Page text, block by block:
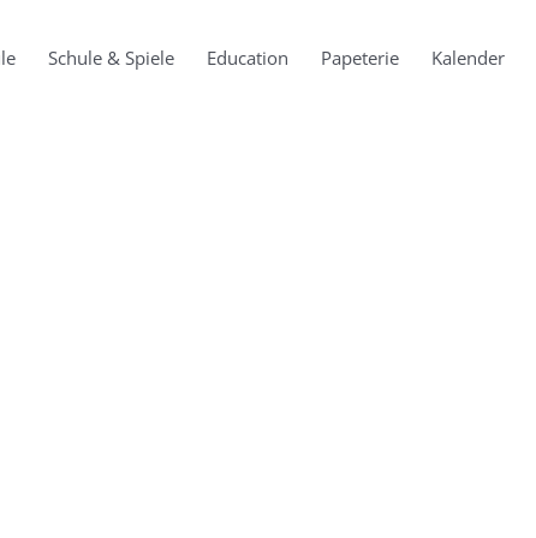
Schule & Spiele Education Papeterie Kalender